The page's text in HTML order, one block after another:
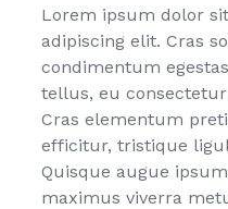
Lorem ipsum dolor
adipiscing elit. Cras
condimentum
tellus, eu
Cras elementum
efficitur, tristique
Quisque augue
maximus viverra